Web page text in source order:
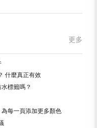
更多
什麼真正有效
標籤嗎？
每一頁添加更多顏色